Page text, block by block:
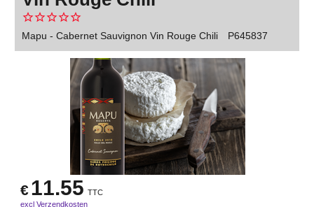
Mapu - Cabernet Sauvignon Vin Rouge Chili P645837
€11.55 TTC
excl Verzendkosten